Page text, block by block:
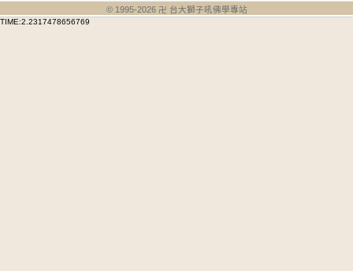
© 1995-2026 卍 台大獅子吼佛學專站
TIME:2.2317478656769